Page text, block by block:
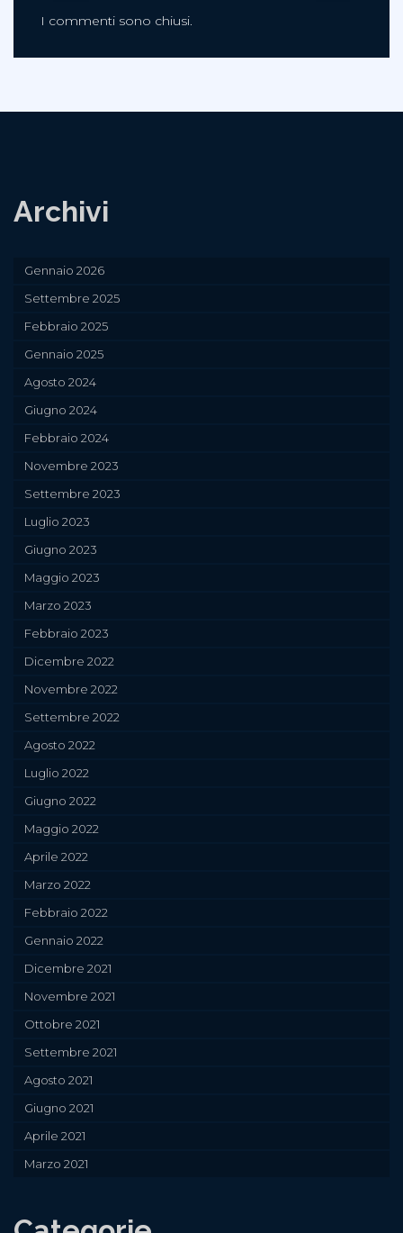
I commenti sono chiusi.
Archivi
Gennaio 2026
Settembre 2025
Febbraio 2025
Gennaio 2025
Agosto 2024
Giugno 2024
Febbraio 2024
Novembre 2023
Settembre 2023
Luglio 2023
Giugno 2023
Maggio 2023
Marzo 2023
Febbraio 2023
Dicembre 2022
Novembre 2022
Settembre 2022
Agosto 2022
Luglio 2022
Giugno 2022
Maggio 2022
Aprile 2022
Marzo 2022
Febbraio 2022
Gennaio 2022
Dicembre 2021
Novembre 2021
Ottobre 2021
Settembre 2021
Agosto 2021
Giugno 2021
Aprile 2021
Marzo 2021